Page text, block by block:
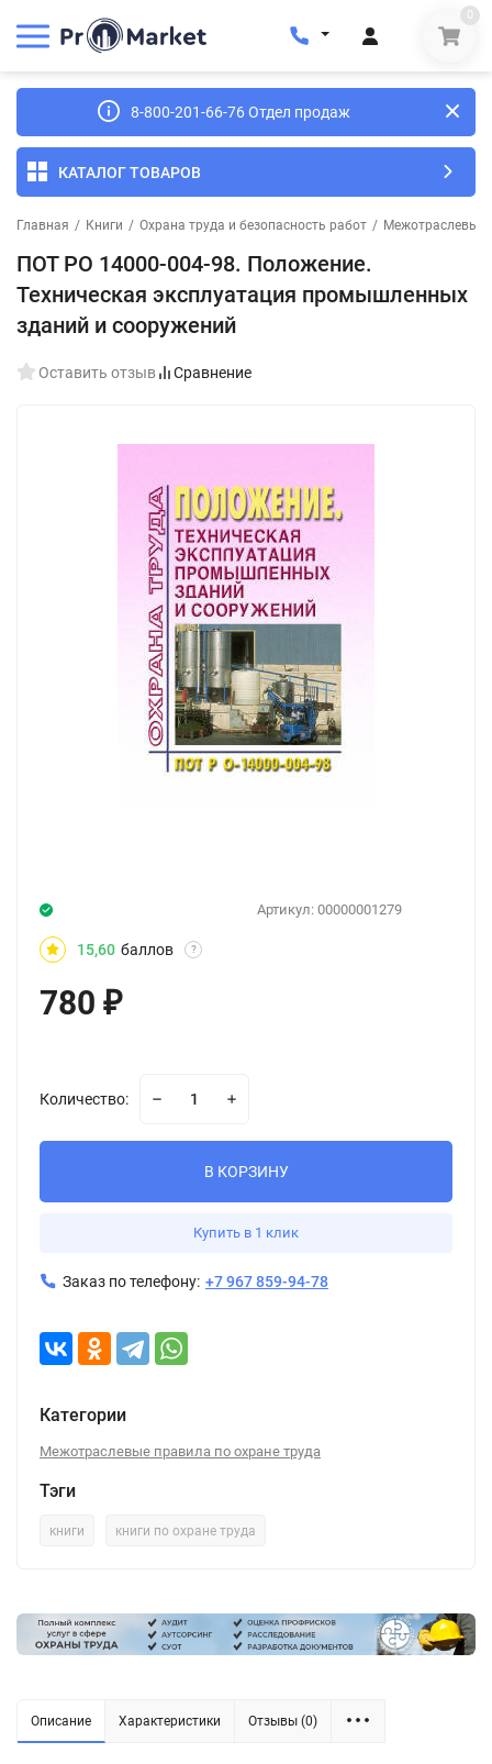
0
8-800-201-66-76 Отдел продаж
КАТАЛОГ ТОВАРОВ
Главная / Книги / Охрана труда и безопасность работ / Межотраслевые
ПОТ РО 14000-004-98. Положение.
Техническая эксплуатация промышленных
зданий и сооружений
Оставить отзыв Сравнение
Артикул: 00000001279
15,60 баллов ?
780 ₽
Количество:
В КОРЗИНУ
Купить в 1 клик
Заказ по телефону: +7 967 859-94-78
Категории
Межотраслевые правила по охране труда
Тэги
книги книги по охране труда
Описание Характеристики Отзывы (0)